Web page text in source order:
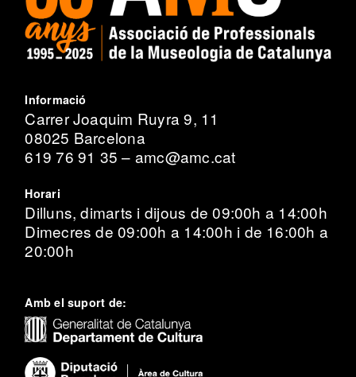
Informació
Carrer Joaquim Ruyra 9, 11
08025 Barcelona
619 76 91 35 – amc@amc.cat
Horari
Dilluns, dimarts i dijous de 09:00h a 14:00h
Dimecres de 09:00h a 14:00h i de 16:00h a
20:00h
Amb el suport de: